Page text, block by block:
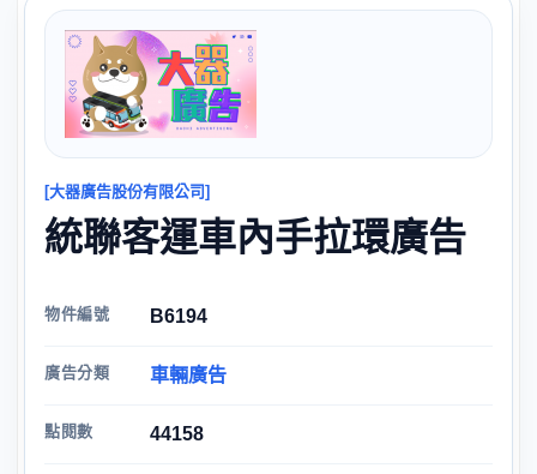
[大器廣告股份有限公司]
統聯客運車內手拉環廣告
物件編號 B6194
廣告分類 車輛廣告
點閱數 44158